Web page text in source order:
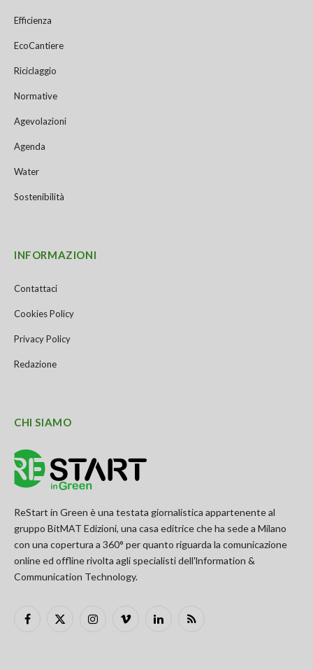
Efficienza
EcoCantiere
Riciclaggio
Normative
Agevolazioni
Agenda
Water
Sostenibilità
INFORMAZIONI
Contattaci
Cookies Policy
Privacy Policy
Redazione
CHI SIAMO
ReStart in Green è una testata giornalistica appartenente al
gruppo BitMAT Edizioni, una casa editrice che ha sede a Milano
con una copertura a 360° per quanto riguarda la comunicazione
online ed offline rivolta agli specialisti dell'lnformation &
Communication Technology.
Facebook
X
InstagramVimeo LinkedInRSS